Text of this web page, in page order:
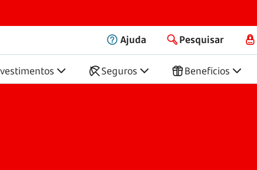
Ajuda Pesquisar
Seguros Benefícios